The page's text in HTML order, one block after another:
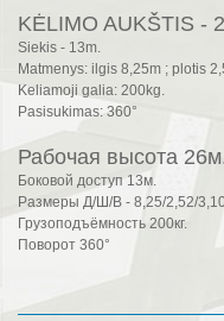
KĖLIMO AUKŠTIS -
Siekis - 13m.
Matmenys: ilgis 8,25m ; plotis
Keliamoji galia: 200kg.
Pasisukimas: 360°
Рабочая высота
Боковой доступ 13м.
Размеры Д/Ш/В - 8,25/2,52/
Грузоподъёмность 200кг.
Поворот 360°